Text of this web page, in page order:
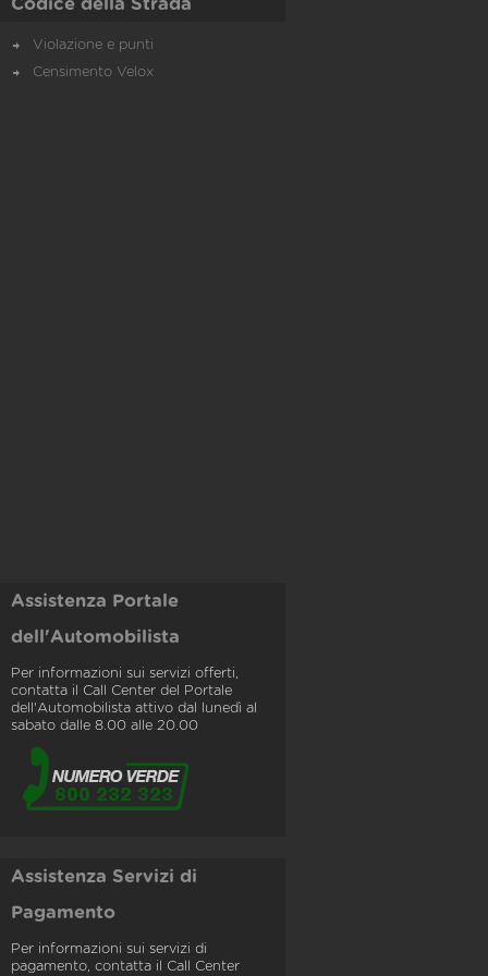
Codice della Strada
Violazione e punti
Censimento Velox
Assistenza Portale
dell'Automobilista
Per informazioni sui servizi offerti,
contatta il Call Center del Portale
dell'Automobilista attivo dal lunedì al
sabato dalle 8.00 alle 20.00
Assistenza Servizi di
Pagamento
Per informazioni sui servizi di
pagamento, contatta il Call Center